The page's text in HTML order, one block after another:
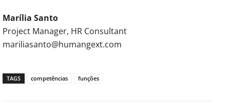
Marília Santo
Project Manager, HR Consultant
mariliasanto@humangext.com
TAGS competências funções